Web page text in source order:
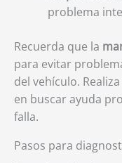
problema
Recuerda que la
para evitar
del vehículo.
en buscar ayuda
falla.
Pasos para